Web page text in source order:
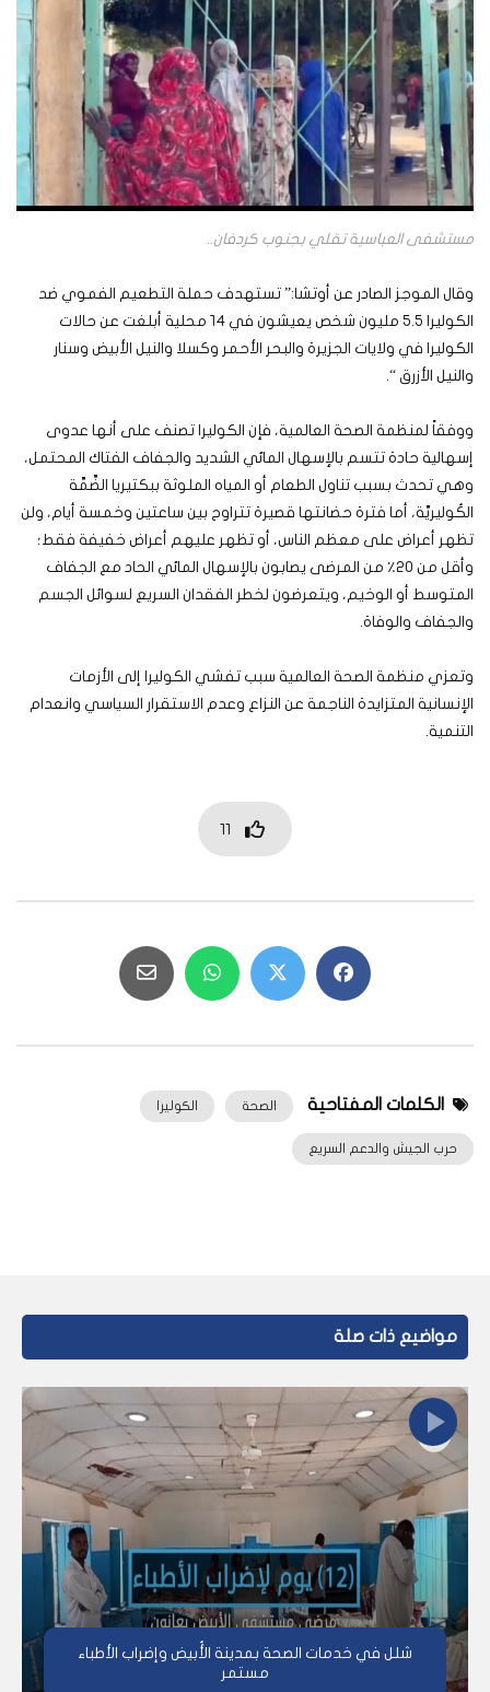
مستشفى العباسية تقلي بجنوب كردفان..
وقال الموجز الصادر عن أوتشا:” تستهدف حملة التطعيم الفموي ضد
الكوليرا ٥.٥ مليون شخص يعيشون في ١٤ محلية أبلغت عن حالات
الكوليرا في ولايات الجزيرة والبحر الأحمر وكسلا والنيل الأبيض وسنار
والنيل الأزرق “.
ووفقاً لمنظمة الصحة العالمية، فإن الكوليرا تصنف على أنها عدوى
إسهالية حادة تتسم بالإسهال المائي الشديد والجفاف الفتاك المحتمل،
وهي تحدث بسبب تناول الطعام أو المياه الملوثة ببكتيريا الضَّمَّة
الكُوليريَّة، أما فترة حضانتها قصيرة تتراوح بين ساعتين وخمسة أيام، ولن
تظهر أعراض على معظم الناس، أو تظهر عليهم أعراض خفيفة فقط؛
وأقل من ٢٠٪ من المرضى يصابون بالإسهال المائي الحاد مع الجفاف
المتوسط أو الوخيم، ويتعرضون لخطر الفقدان السريع لسوائل الجسم
والجفاف والوفاة.
وتعزي منظمة الصحة العالمية سبب تفشي الكوليرا إلى الأزمات
الإنسانية المتزايدة الناجمة عن النزاع وعدم الاستقرار السياسي وانعدام
التنمية.
11
الكلمات المفتاحية الصحة الكوليرا
حرب الجيش والدعم السريع
مواضيع ذات صلة
شلل في خدمات الصحة بمدينة الأُبيض وإضراب الأطباء
مستمر